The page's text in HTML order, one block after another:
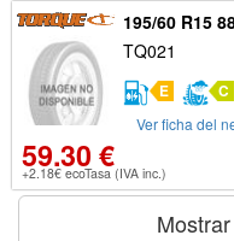
195/60 R15
TQ021
E C
Ver ficha del
59.30 €
+2.18€ ecoTasa (IVA inc.)